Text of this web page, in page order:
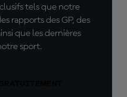
tels que notre
rapports des GP, des
que les dernières
sport.